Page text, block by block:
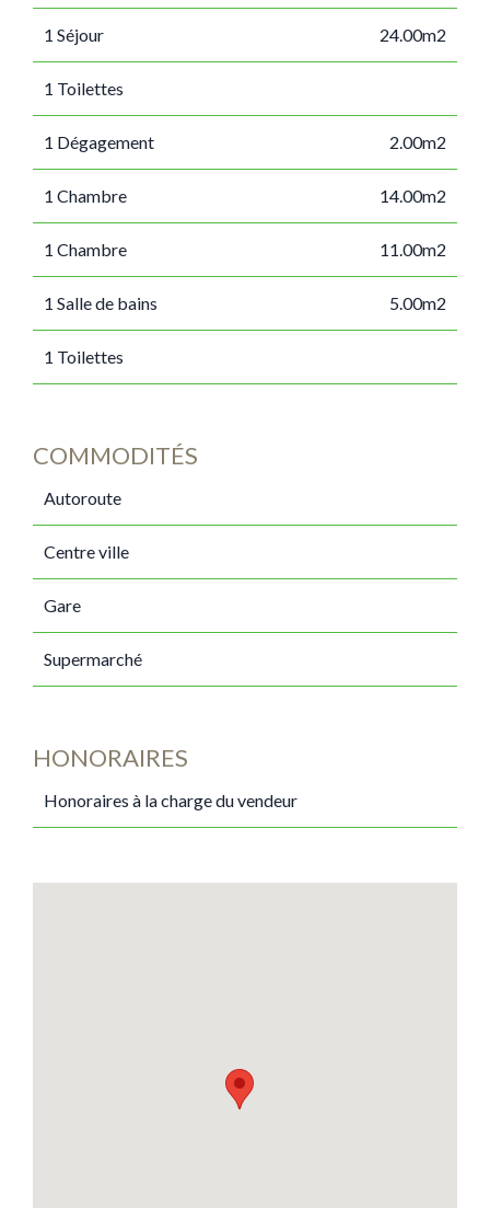
1 Séjour 24.00m2
1 Toilettes
1 Dégagement 2.00m2
1 Chambre 14.00m2
1 Chambre 11.00m2
1 Salle de bains 5.00m2
1 Toilettes
COMMODITÉS
Autoroute
Centre ville
Gare
Supermarché
HONORAIRES
Honoraires à la charge du vendeur